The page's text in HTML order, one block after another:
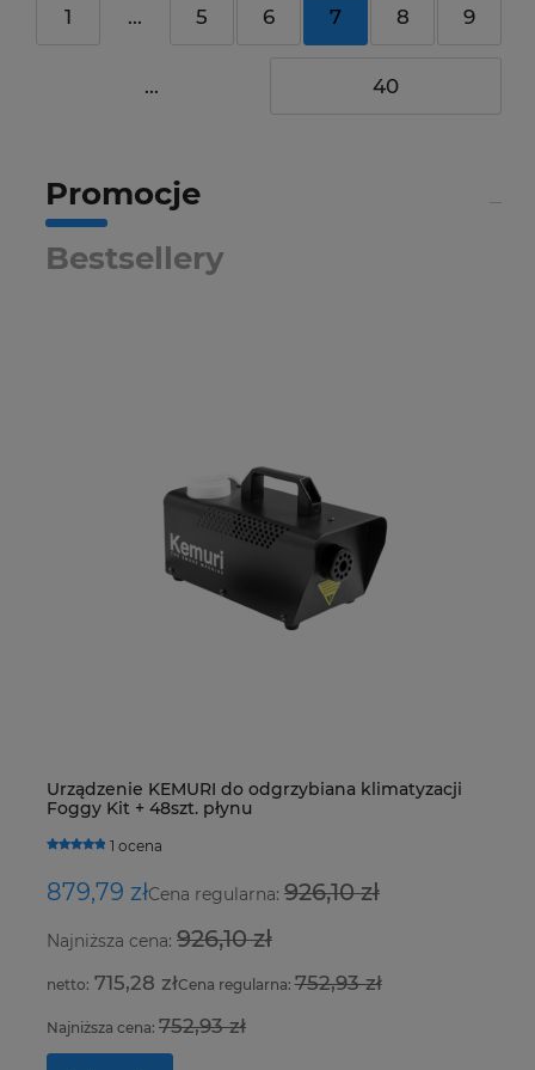
1 ... 5 6 7 8 9
... 40
Promocje
Bestsellery
Urządzenie KEMURI do odgrzybiana klimatyzacji
Foggy Kit + 48szt. płynu
1 ocena
879,79 złCena regularna: 926,10 zł
Najniższa cena: 926,10 zł
715,28 złCena regularna:752,93 zł
Najniższa cena: 752,93 zł
Zaworek klimatyzacji VW, Skoda o wymiarach
27,155 x 7,8 mm z fioletowym oringiem
0 ocen
7,00 zł
5,69 zł
do koszyka